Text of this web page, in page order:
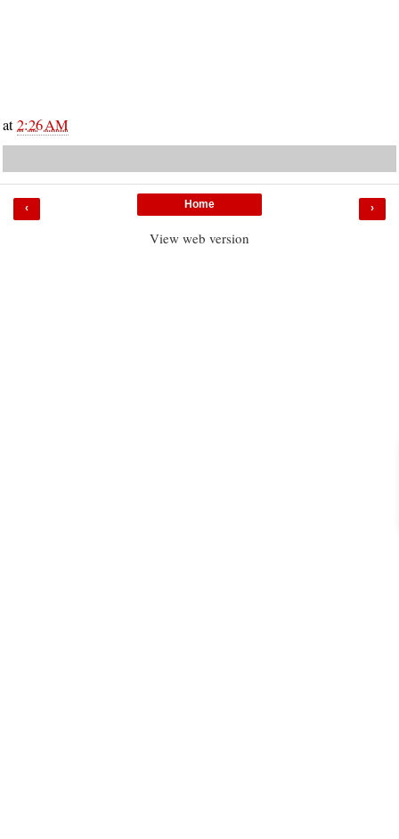
at2:26 AM
‹ ›
Home
View web version